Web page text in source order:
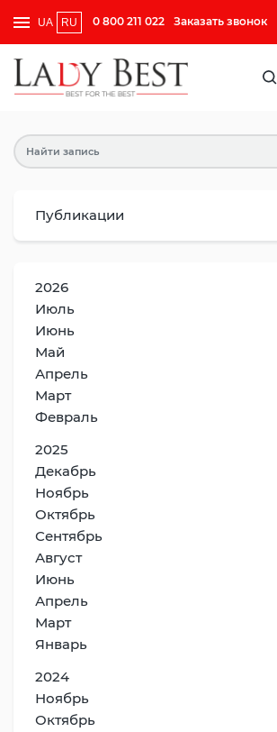
UA RU 0 800 211 022 Заказать звонок
Публикации
2026
Июль
Июнь
Май
Апрель
Март
Февраль
2025
Декабрь
Ноябрь
Октябрь
Сентябрь
Август
Июнь
Апрель
Март
Январь
2024
Ноябрь
Октябрь